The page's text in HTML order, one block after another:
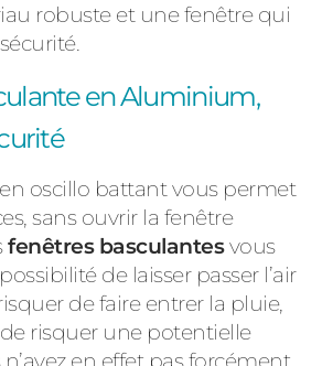
robuste et une fenêtre qui
en Aluminium,
oscillo battant vous permet
sans ouvrir la fenêtre
fenêtres basculantesvous
de laisser passer l’air
de faire entrer la pluie,
risquer une potentielle